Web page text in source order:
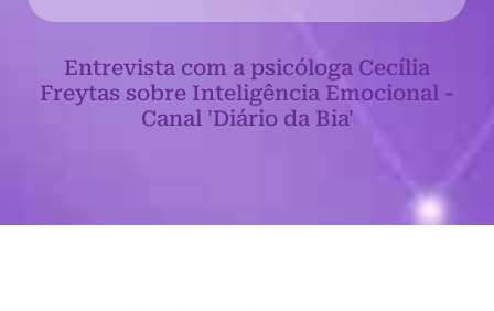
Entrevista com a psicóloga Cecília
Freytas sobre Inteligência Emocional -
Canal 'Diário da Bia'